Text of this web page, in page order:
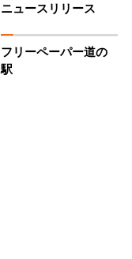
ニュースリリース
フリーペーパー道の
駅